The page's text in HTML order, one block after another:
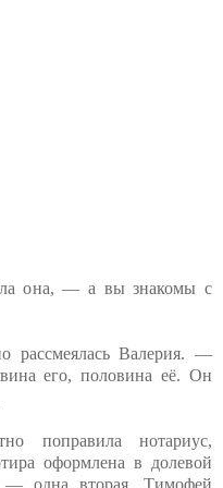
она, — а вы знакомы с
Валерия. —
его, половина её. Он
нотариус,
оформлена в долевой
— одна вторая, Тимофей